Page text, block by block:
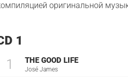
оригинальной
1
1 THE GOOD LIFE
José James